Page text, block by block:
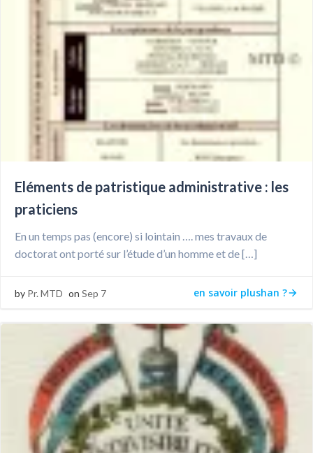
Eléments de patristique administrative : les
praticiens
En un temps pas (encore) si lointain …. mes travaux de
doctorat ont porté sur l’étude d’un homme et de […]
by Pr. MTD on Sep 7 en savoir plushan ?